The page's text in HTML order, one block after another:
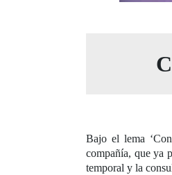
Bajo el lema
compañía, que ya
temporal y la